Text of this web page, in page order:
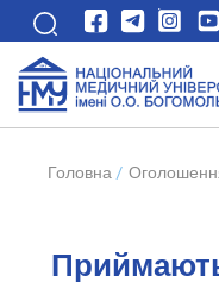
Головна /